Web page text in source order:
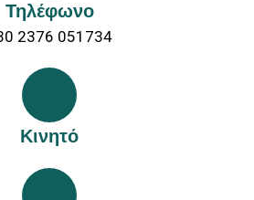
Τηλέφωνο
2376 051734
Κινητό